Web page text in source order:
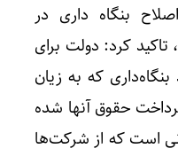
بنگاه داری در
کرد: دولت برای
که به زیان
حقوق آنها شده
است که از شرکت‌ها